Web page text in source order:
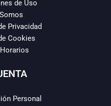
de Uso
Privacidad
Cookies
Personal